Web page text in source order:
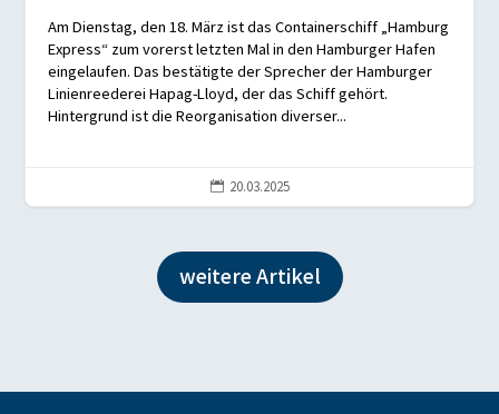
Am Dienstag, den 18. März ist das Containerschiff „Hamburg
Express“ zum vorerst letzten Mal in den Hamburger Hafen
eingelaufen. Das bestätigte der Sprecher der Hamburger
Linienreederei Hapag-Lloyd, der das Schiff gehört.
Hintergrund ist die Reorganisation diverser...
 20.03.2025
weitere Artikel